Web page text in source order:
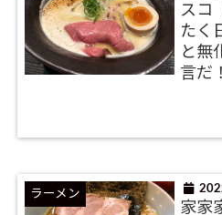
スコ
たく
と無
言だ！
ラーメン
家家